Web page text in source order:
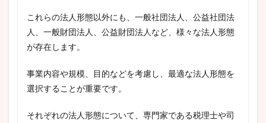
これらの法人形態以外にも、一般社団法人、公益社団法
人、一般財団法人、公益財団法人など、様々な法人形態
が存在します。
事業内容や規模、目的などを考慮し、最適な法人形態を
選択することが重要です。
それぞれの法人形態について、専門家である税理士や司